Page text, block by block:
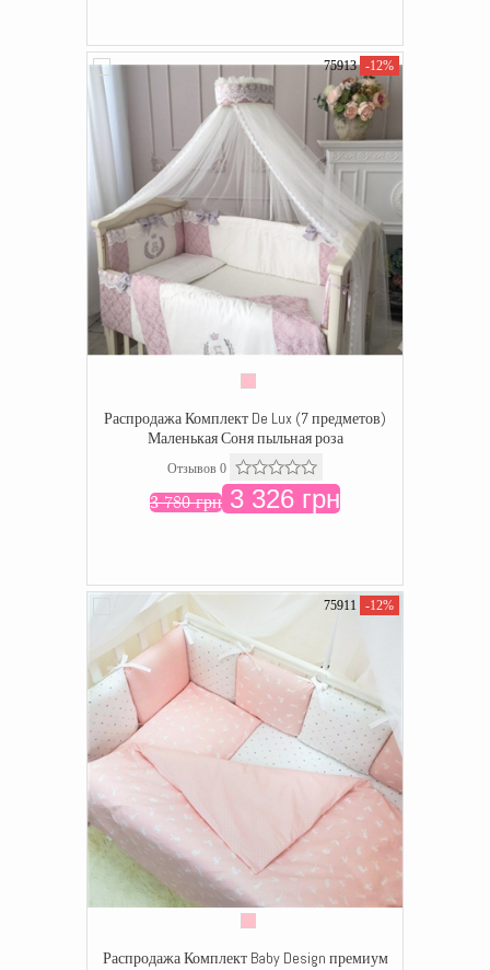
75913 -12%
Распродажа Комплект De Lux (7 предметов)
Маленькая Соня пыльная роза
Отзывов 0
3 780 грн 3 326 грн
75911 -12%
Распродажа Комплект Baby Design премиум